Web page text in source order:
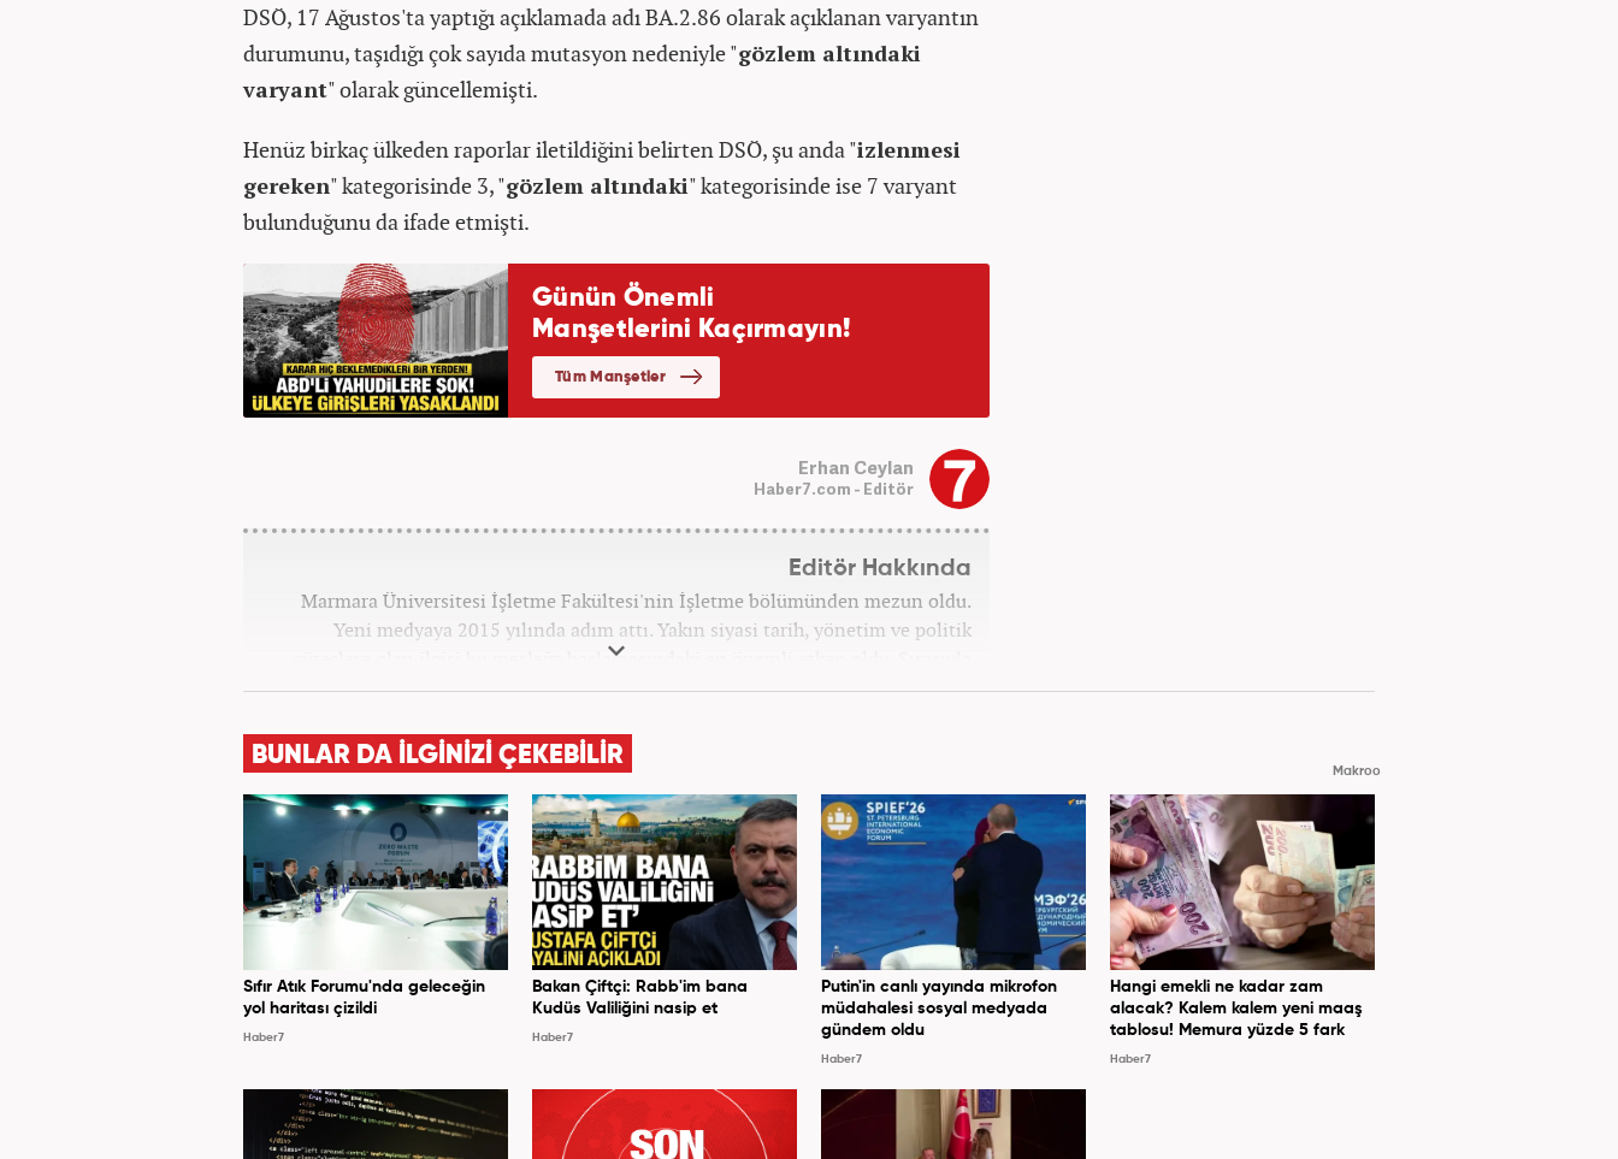
DSÖ, 17 Ağustos'ta yaptığı açıklamada adı BA.2.86 olarak açıklanan varyantın
durumunu, taşıdığı çok sayıda mutasyon nedeniyle "gözlem altındaki
varyant" olarak güncellemişti.
Henüz birkaç ülkeden raporlar iletildiğini belirten DSÖ, şu anda "izlenmesi
gereken" kategorisinde 3, "gözlem altındaki" kategorisinde ise 7 varyant
bulunduğunu da ifade etmişti.
Erhan Ceylan
Haber7.com - Editör
Editör Hakkında
Marmara Üniversitesi İşletme Fakültesi'nin İşletme bölümünden mezun oldu.
Yeni medyaya 2015 yılında adım attı. Yakın siyasi tarih, yönetim ve politik
süreçlere olan ilgisi bu mesleğe başlamasındaki en önemli etken oldu. Sırasıyla
Star, Güneş, Akşam ve A Haber'de gündem ve politika editörlüğü görevinde
politics) yaşandığı günümüz dünyasında, tahrif edilen olguları savunmak, temiz
bilgi aktarımına yardımcı olmak ve kamuoyunun dijital-medya okuryazarlığını
geliştirmek üzere çaba gösteriyor. Dijital medya kariyeri Haber 7'de devam
etmektedir.
BUNLAR DA İLGİNİZİ ÇEKEBİLİR
Makroo
Sıfır Atık Forumu'nda geleceğin
yol haritası çizildi
Haber7
Bakan Çiftçi: Rabb'im bana
Kudüs Valiliğini nasip et
Haber7
Putin'in canlı yayında mikrofon
müdahalesi sosyal medyada
gündem oldu
Haber7
Hangi emekli ne kadar zam
alacak? Kalem kalem yeni maaş
tablosu! Memura yüzde 5 fark
Haber7